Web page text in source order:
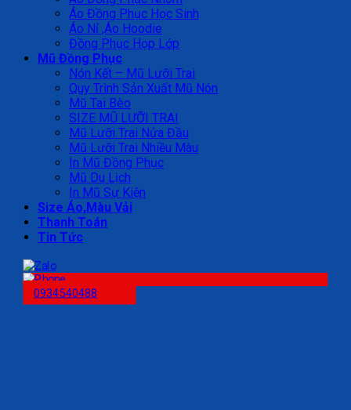
Áo Đồng Phục Học Sinh
Áo Nỉ ,Áo Hoodie
Đồng Phục Họp Lớp
Mũ Đồng Phục
Nón Kết – Mũ Lưỡi Trai
Quy Trình Sản Xuất Mũ Nón
Mũ Tai Bèo
SIZE MŨ LƯỠI TRAI
Mũ Lưỡi Trai Nửa Đầu
Mũ Lưỡi Trai Nhiều Màu
In Mũ Đồng Phục
Mũ Du Lịch
In Mũ Sự Kiện
Size Áo,Màu Vải
Thanh Toán
Tin Tức
0934540488